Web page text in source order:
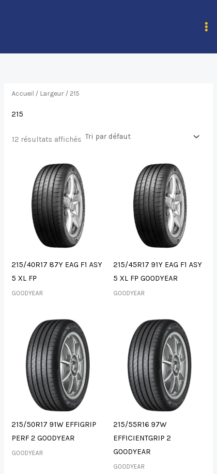
Accueil / Largeur / 215
215
12 résultats affichés
215/40R17 87Y EAG F1 ASY
5 XL FP
GOODYEAR
215/45R17 91Y EAG F1 ASY
5 XL FP GOODYEAR
GOODYEAR
215/50R17 91W EFFIGRIP
PERF 2 GOODYEAR
GOODYEAR
215/55R16 97W
EFFICIENTGRIP 2
GOODYEAR
GOODYEAR